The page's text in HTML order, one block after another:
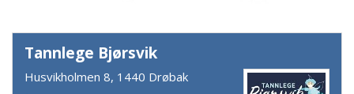
Tannlege Bjørsvik
Husvikholmen 8, 1440 Drøbak